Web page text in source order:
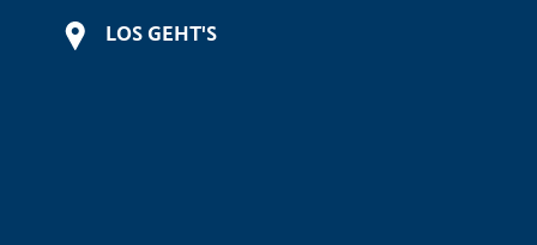
LOS GEHT'S